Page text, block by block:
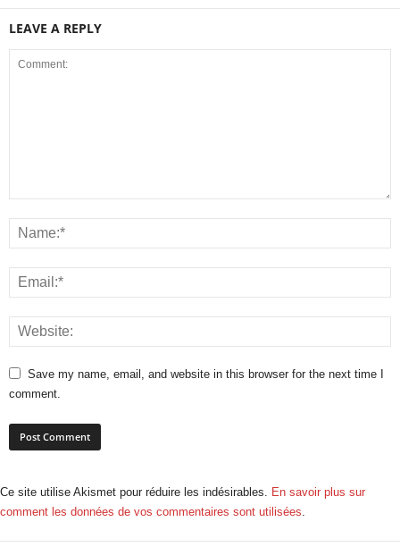
LEAVE A REPLY
Save my name, email, and website in this browser for the next time I
comment.
Ce site utilise Akismet pour réduire les indésirables. En savoir plus sur
comment les données de vos commentaires sont utilisées